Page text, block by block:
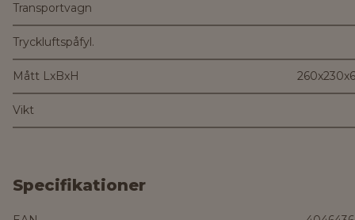
Transportvagn
Tryckluftspåfyl.
Mått LxBxH
Vikt
Specifikationer